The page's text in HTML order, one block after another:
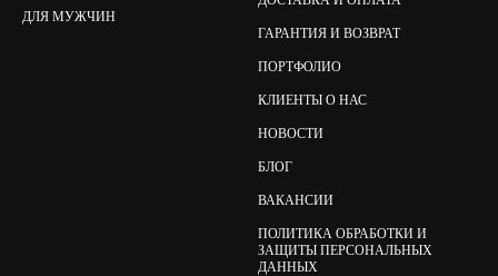
ДЛЯ МУЖЧИН
ГАРАНТИЯ И ВОЗВРАТ
ПОРТФОЛИО
КЛИЕНТЫ О НАС
НОВОСТИ
БЛОГ
ВАКАНСИИ
ПОЛИТИКА ОБРАБОТКИ И
ЗАЩИТЫ ПЕРСОНАЛЬНЫХ
ДАННЫХ